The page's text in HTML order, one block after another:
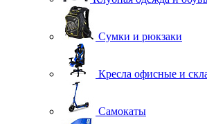
Сумки и рюкзаки
Кресла офисные и
Самокаты